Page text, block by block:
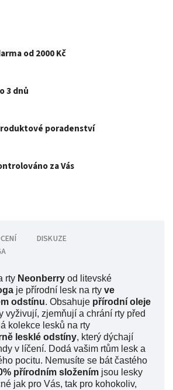
od 2000 Kč
3 dnů
poradenství
za Vás
DISKUZE
rty Neonberry od litevské
je přírodní lesk na rty ve
odstínu. Obsahuje přírodní oleje
vyživují, zjemňují a chrání rty před
kolekce lesků na rty
lesklé odstíny, který dýchají
v líčení. Dodá vašim rtům lesk a
pocitu. Nemusíte se bát častého
přírodním složením jsou lesky
jak pro Vás, tak pro kohokoliv,